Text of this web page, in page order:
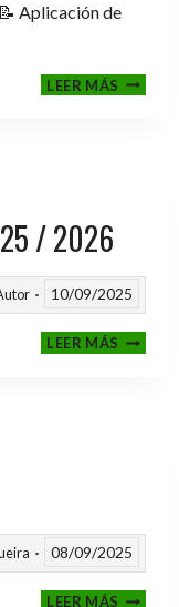
Aplicación de
LEER MÁSFASE
/ 2026
10/09/2025
LEER MÁS
08/09/2025
LEER MÁSIII